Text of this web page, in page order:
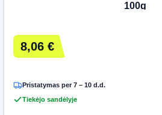
100g
8,06 €
Pristatymas per 7 – 10 d.d.
Tiekėjo sandėlyje